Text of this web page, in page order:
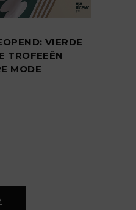
VIERDE
TROFEEËN
MODE